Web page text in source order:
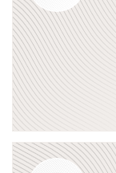
Подробнее о